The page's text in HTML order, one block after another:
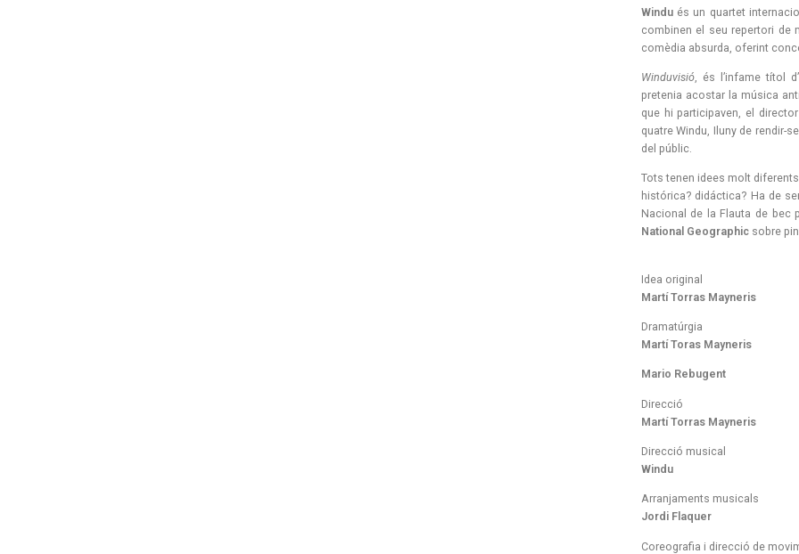
Windués un quartet
combinen el seu repertori de
comèdia absurda, oferint
Winduvisió, és l’infame títol
pretenia acostar la música
que hi participaven, el
quatre Windu, Iluny de rendir-
del públic.
Tots tenen idees molt
histórica? didáctica? Ha de
Nacional de la Flauta de bec
National Geographicsobre
Idea original
Martí Torras Mayneris
Dramatúrgia
Martí Toras Mayneris
Mario Rebugent
Direcció
Martí Torras Mayneris
Direcció musical
Windu
Arranjaments musicals
Jordi Flaquer
Coreografia i direcció de